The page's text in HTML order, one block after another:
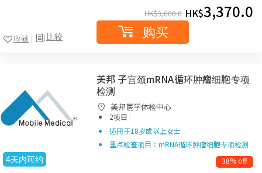
比较
收藏
HK$3,600.0 HK$3,370.0
购买
4天内可约
美邦 子宫颈mRNA循环肿瘤细胞专项
检测
美邦医学体检中心
2项目 |
适用于18岁或以上女士
重点检查项目：mRNA循环肿瘤细胞专项检测
38% off